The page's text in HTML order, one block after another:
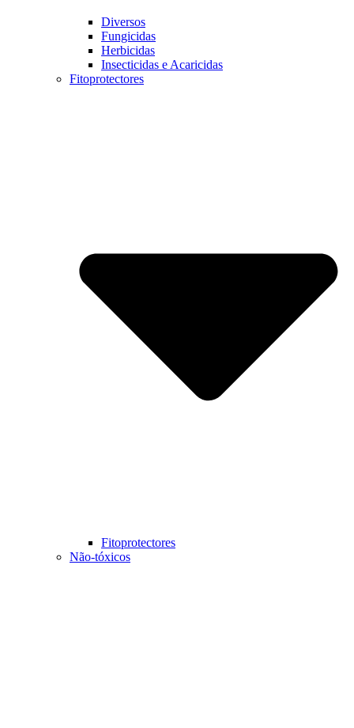
Diversos
Fungicidas
Herbicidas
Insecticidas e Acaricidas
Fitoprotectores
Fitoprotectores
Não-tóxicos